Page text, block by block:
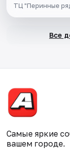
ТЦ "Перинные
Все
Самые яркие
вашем городе.